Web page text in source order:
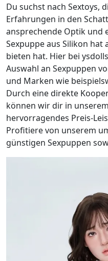
Du suchst nach Sextoys,
Erfahrungen in den
ansprechende Optik und
Sexpuppe aus Silikon hat
bieten hat. Hier bei
Auswahl an Sexpuppen
und Marken wie
Durch eine direkte
können wir dir in
hervorragendes Preis-
Profitiere von unserem
günstigen Sexpuppen